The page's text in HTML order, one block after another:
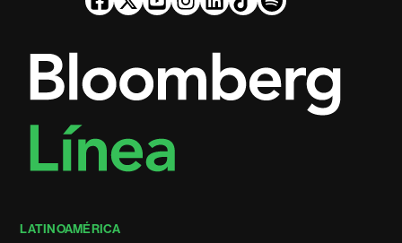
LATINOAMÉRICA